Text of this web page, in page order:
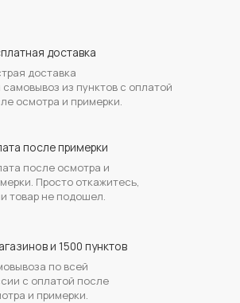
доставка
доставка
самовывоз из пунктов с оплатой
осмотра и примерки.
после примерки
после осмотра и
Просто откажитесь,
товар не подошел.
и 1500 пунктов
по всей
с оплатой после
и примерки.